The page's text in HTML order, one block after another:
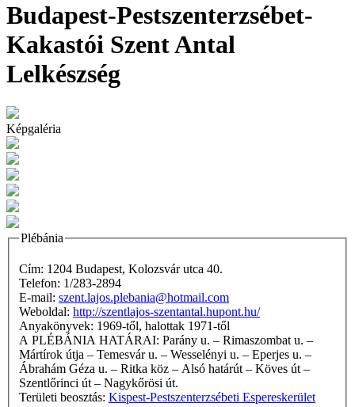
Budapest-Pestszenterzsébet-
Kakastói Szent Antal
Lelkészség
Képgaléria
Plébánia
Cím: 1204 Budapest, Kolozsvár utca 40.
Telefon: 1/283-2894
E-mail: szent.lajos.plebania@hotmail.com
Weboldal: http://szentlajos-szentantal.hupont.hu/
Anyakönyvek: 1969-től, halottak 1971-től
A PLÉBÁNIA HATÁRAI: Parány u. – Rimaszombat u. –
Mártírok útja – Temesvár u. – Wesselényi u. – Eperjes u. –
Ábrahám Géza u. – Ritka köz – Alsó határút – Köves út –
Szentlőrinci út – Nagykőrösi út.
Területi beosztás: Kispest-Pestszenterzsébeti Espereskerület